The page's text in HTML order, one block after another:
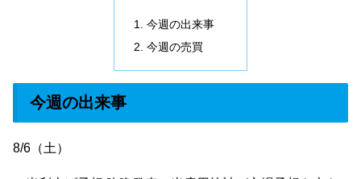
今週の出来事
今週の売買
今週の出来事
8/6（土）